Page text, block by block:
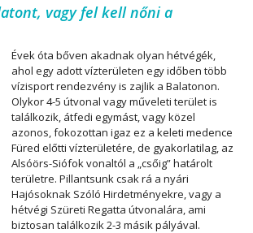
vagy fel kell nőni a
Évek óta bőven akadnak olyan hétvégék,
ahol egy adott vízterületen egy időben több
vízisport rendezvény is zajlik a Balatonon.
Olykor 4-5 útvonal vagy műveleti terület is
találkozik, átfedi egymást, vagy közel
azonos, fokozottan igaz ez a keleti medence
Füred előtti vízterületére, de gyakorlatilag, az
Alsóörs-Siófok vonaltól a „csőig” határolt
területre. Pillantsunk csak rá a nyári
Hajósoknak Szóló Hirdetményekre, vagy a
hétvégi Szüreti Regatta útvonalára, ami
biztosan találkozik 2-3 másik pályával.